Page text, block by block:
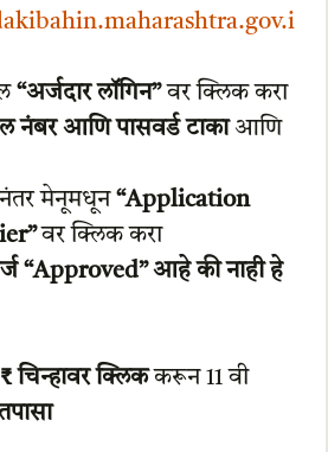
“अर्जदार लॉगिन”वर क्लिक करा
नंबर आणि पासवर्ड टाकाआणि
मेनूमधून“Application
वर क्लिक करा
“Approved” आहे की नाही हे
क्लिककरून 11 वी